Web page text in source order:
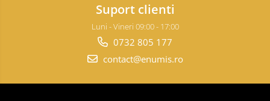
Suport clienti
Luni - Vineri 09:00 - 17:00
0732 805 177
contact@enumis.ro